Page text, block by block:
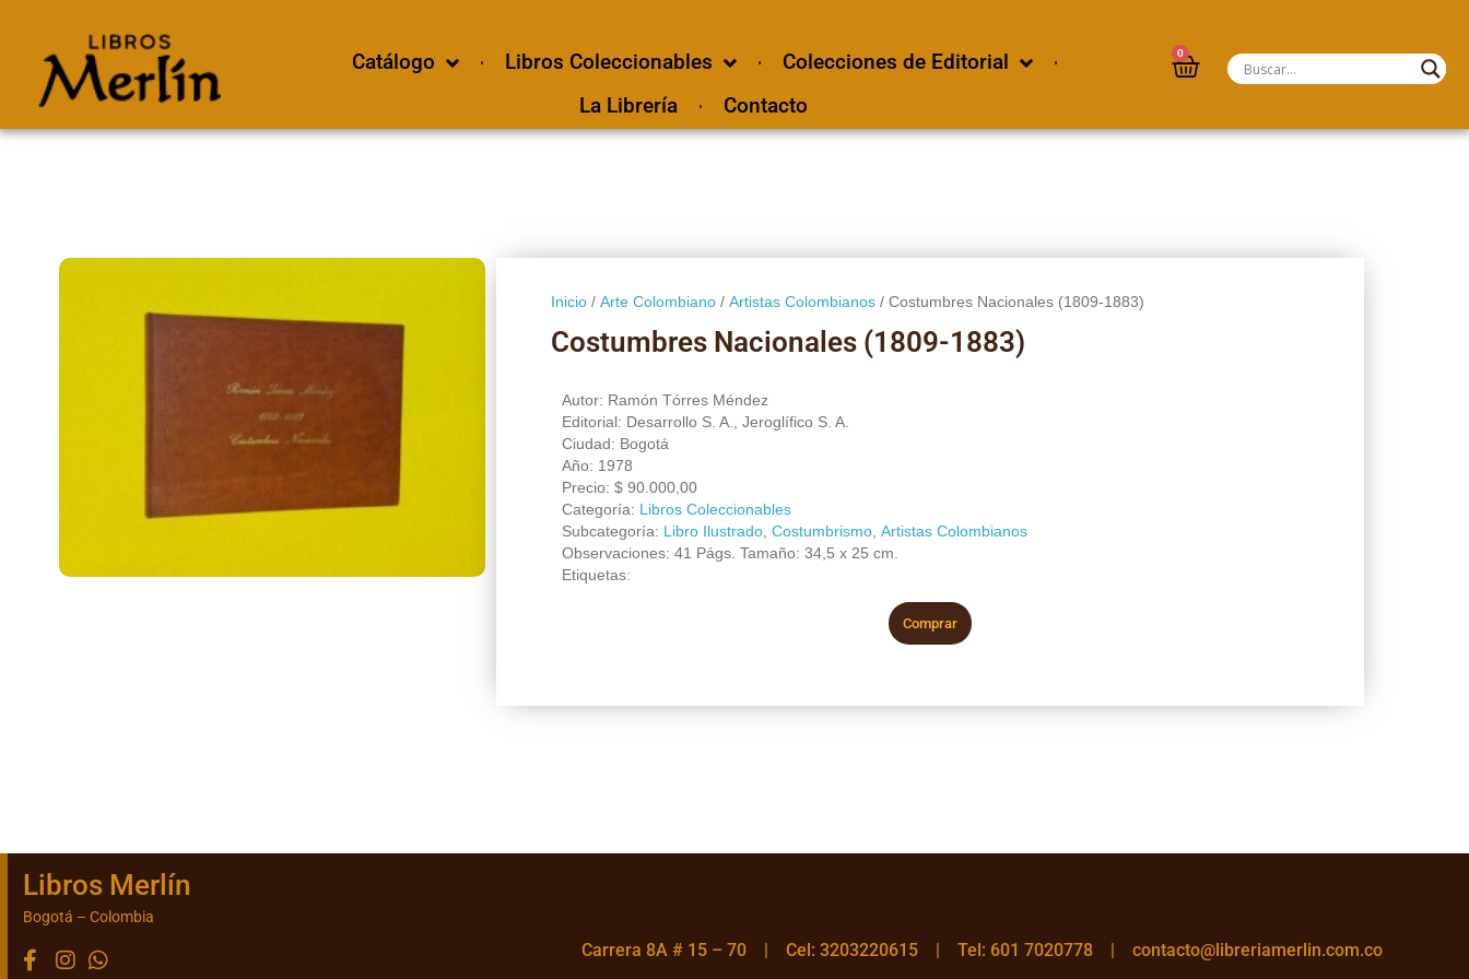
Catálogo Libros Coleccionables
Colecciones de Editorial
La Librería
Contacto
0
Inicio/ Arte Colombiano/ Artistas Colombianos/ Costumbres Nacionales (1809-1883)
Costumbres Nacionales (1809-1883)
Autor: Ramón Tórres Méndez
Editorial: Desarrollo S. A., Jeroglífico S. A.
Ciudad: Bogotá
Año: 1978
Precio: $90.000,00
Categoría: Libros Coleccionables
Subcategoría: Libro Ilustrado, Costumbrismo, Artistas Colombianos
Observaciones: 41 Págs. Tamaño: 34,5 x 25 cm.
Etiquetas:
Comprar
Libros Merlín
Bogotá – Colombia
Carrera 8A # 15 – 70 | Cel: 3203220615 | Tel: 601 7020778 | contacto@libreriamerlin.com.co